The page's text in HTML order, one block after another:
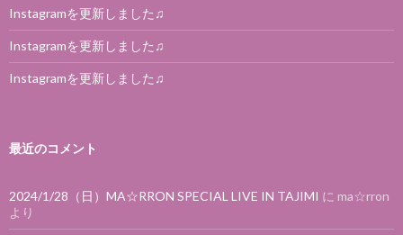
Instagramを更新しました♫
Instagramを更新しました♫
Instagramを更新しました♫
最近のコメント
2024/1/28（日）MA☆RRON SPECIAL LIVE IN TAJIMI に ma☆rron
より